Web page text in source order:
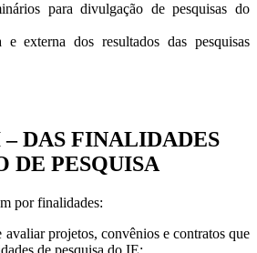
para divulgação de pesquisas do
externa dos resultados das pesquisas
DAS FINALIDADES
DE PESQUISA
por finalidades:
avaliar projetos, convênios e contratos que
de pesquisa do IE;